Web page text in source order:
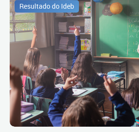
Resultado do Ideb